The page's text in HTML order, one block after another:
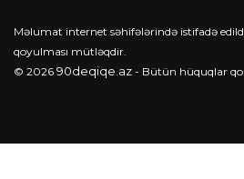
Məlumat internet səhifələrində istifadə
qoyulması mütləqdir.
© 2026 90deqiqe.az - Bütün hüquqlar